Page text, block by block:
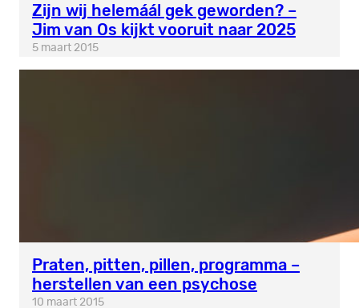
Zijn wij helemáál gek geworden? –
Jim van Os kijkt vooruit naar 2025
5 maart 2015
Praten, pitten, pillen, programma –
herstellen van een psychose
10 maart 2015